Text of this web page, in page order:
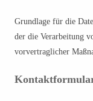
Grundlage für die
der die Verarbeitung
vorvertraglicher